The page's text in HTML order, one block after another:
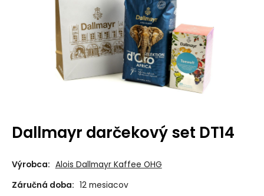
Dallmayr darčekový set DT14
Výrobca: Alois Dallmayr Kaffee OHG
Záručná doba: 12 mesiacov